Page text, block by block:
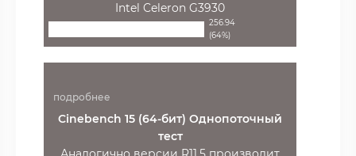
Intel Celeron G3930
256.94
(64%)
подробнее
Cinebench 15 (64-бит) Однопоточный
тест